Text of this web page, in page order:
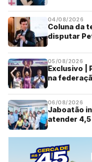
04/08/2026
Coluna da
disputar
05/08/2026
Exclusivo |
na
06/08/2026
Jaboatão
atender